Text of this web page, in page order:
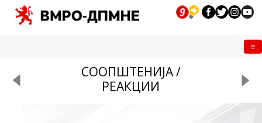
СООПШТЕНИЈА /
РЕАКЦИИ